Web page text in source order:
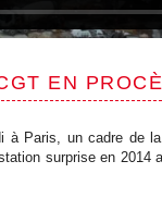
EN
à Paris, un cadre de
surprise en